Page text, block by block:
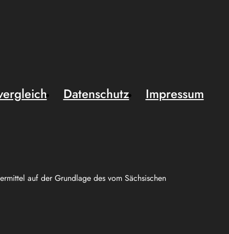
auf der Grundlage des vom Sächsischen
Datenschutz
Impressum